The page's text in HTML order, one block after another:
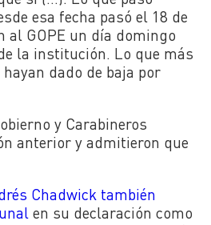
esa fecha pasó el 18 de
al GOPE un día domingo
la institución. Lo que más
dado de baja por
y Carabineros
anterior y admitieron que
Chadwick también
en su declaración como